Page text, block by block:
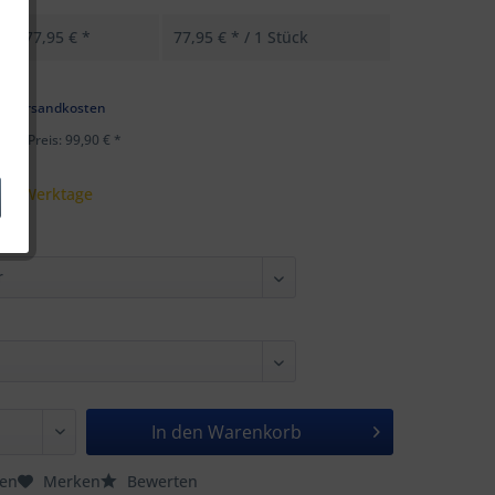
77,95 € * 77,95 € * / 1 Stück
Versandkosten
Preis: 99,90 € *
5 Werktage
In den Warenkorb
Merken Bewerten